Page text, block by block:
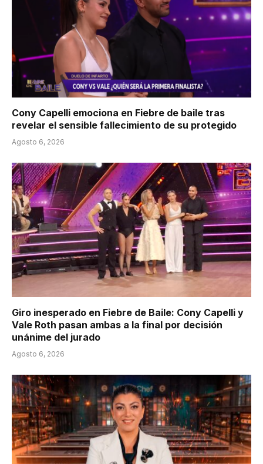
Cony Capelli emociona en Fiebre de baile tras
revelar el sensible fallecimiento de su protegido
Agosto 6, 2026
Giro inesperado en Fiebre de Baile: Cony Capelli y
Vale Roth pasan ambas a la final por decisión
unánime del jurado
Agosto 6, 2026